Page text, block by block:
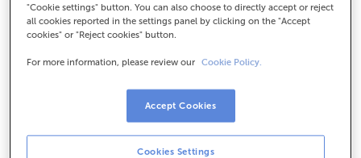
¿ABANCA ten oficinas no estranxeiro?
Londres, Frankfurt, París, Zúric, Xenebra, Caracas,
Río de Xaneiro, Panamá e Cidade de México.
Ademais, dispoñemos de oficinas operativas en
Portugal (41 oficinas), Miami, Xenebra e México
(Financeira SOFOM). Descubreaquío preto que nos
"Cookie settings" button. You can also choose to directly accept or reject
all cookies reported in the settings panel by clicking on the "Accept
cookies" or "Reject cookies" button.
For more information, please review our Cookie Policy.
Cookies Settings
Accept Cookies